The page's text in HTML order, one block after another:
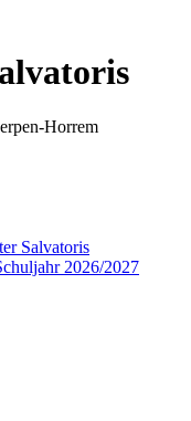
Horrem
Salvatoris
2026/2027